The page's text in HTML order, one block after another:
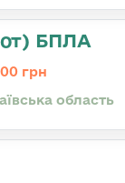
БПЛА
грн
область